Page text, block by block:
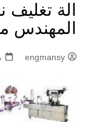
الة
المهندس
engmansy